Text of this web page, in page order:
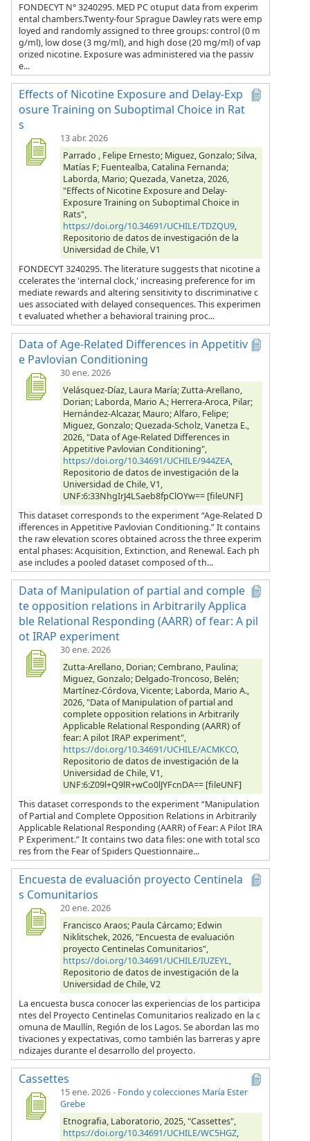
FONDECYT N° 3240295. MED PC otuput data from experim
ental chambers.Twenty-four Sprague Dawley rats were emp
loyed and randomly assigned to three groups: control (0 m
g/ml), low dose (3 mg/ml), and high dose (20 mg/ml) of vap
orized nicotine. Exposure was administered via the passiv
e...
Effects of Nicotine Exposure and Delay-Exp
osure Training on Suboptimal Choice in Rat
s
13 abr. 2026
Parrado , Felipe Ernesto; Miguez, Gonzalo; Silva,
Matías F; Fuentealba, Catalina Fernanda;
Laborda, Mario; Quezada, Vanetza, 2026,
"Effects of Nicotine Exposure and Delay-
Exposure Training on Suboptimal Choice in
Rats",
https://doi.org/10.34691/UCHILE/TDZQU9,
Repositorio de datos de investigación de la
Universidad de Chile, V1
FONDECYT 3240295. The literature suggests that nicotine a
ccelerates the 'internal clock,' increasing preference for im
mediate rewards and altering sensitivity to discriminative c
ues associated with delayed consequences. This experimen
t evaluated whether a behavioral training proc...
Data of Age-Related Differences in Appetitiv
e Pavlovian Conditioning
30 ene. 2026
Velásquez-Díaz, Laura María; Zutta-Arellano,
Dorian; Laborda, Mario A.; Herrera-Aroca, Pilar;
Hernández-Alcazar, Mauro; Alfaro, Felipe;
Miguez, Gonzalo; Quezada-Scholz, Vanetza E.,
2026, "Data of Age-Related Differences in
Appetitive Pavlovian Conditioning",
https://doi.org/10.34691/UCHILE/944ZEA,
Repositorio de datos de investigación de la
Universidad de Chile, V1,
UNF:6:33NhgIrJ4LSaeb8fpClOYw== [fileUNF]
This dataset corresponds to the experiment “Age-Related D
ifferences in Appetitive Pavlovian Conditioning.” It contains
the raw elevation scores obtained across the three experim
ental phases: Acquisition, Extinction, and Renewal. Each ph
ase includes a pooled dataset composed of th...
Data of Manipulation of partial and comple
te opposition relations in Arbitrarily Applica
ble Relational Responding (AARR) of fear: A pil
ot IRAP experiment
30 ene. 2026
Zutta-Arellano, Dorian; Cembrano, Paulina;
Miguez, Gonzalo; Delgado-Troncoso, Belén;
Martínez-Córdova, Vicente; Laborda, Mario A.,
2026, "Data of Manipulation of partial and
complete opposition relations in Arbitrarily
Applicable Relational Responding (AARR) of
fear: A pilot IRAP experiment",
https://doi.org/10.34691/UCHILE/ACMKCO,
Repositorio de datos de investigación de la
Universidad de Chile, V1,
UNF:6:Z09l+Q9lR+wCo0lJYFcnDA== [fileUNF]
This dataset corresponds to the experiment “Manipulation
of Partial and Complete Opposition Relations in Arbitrarily
Applicable Relational Responding (AARR) of Fear: A Pilot IRA
P Experiment.” It contains two data files: one with total sco
res from the Fear of Spiders Questionnaire...
Encuesta de evaluación proyecto Centinela
s Comunitarios
20 ene. 2026
Francisco Araos; Paula Cárcamo; Edwin
Niklitschek, 2026, "Encuesta de evaluación
proyecto Centinelas Comunitarios",
https://doi.org/10.34691/UCHILE/IUZEYL,
Repositorio de datos de investigación de la
Universidad de Chile, V2
La encuesta busca conocer las experiencias de los participa
ntes del Proyecto Centinelas Comunitarios realizado en la c
omuna de Maullín, Región de los Lagos. Se abordan las mo
tivaciones y expectativas, como también las barreras y apre
ndizajes durante el desarrollo del proyecto.
Cassettes
15 ene. 2026- Fondo y colecciones María Ester
Grebe
Etnografia, Laboratorio, 2025, "Cassettes",
https://doi.org/10.34691/UCHILE/WC5HGZ,